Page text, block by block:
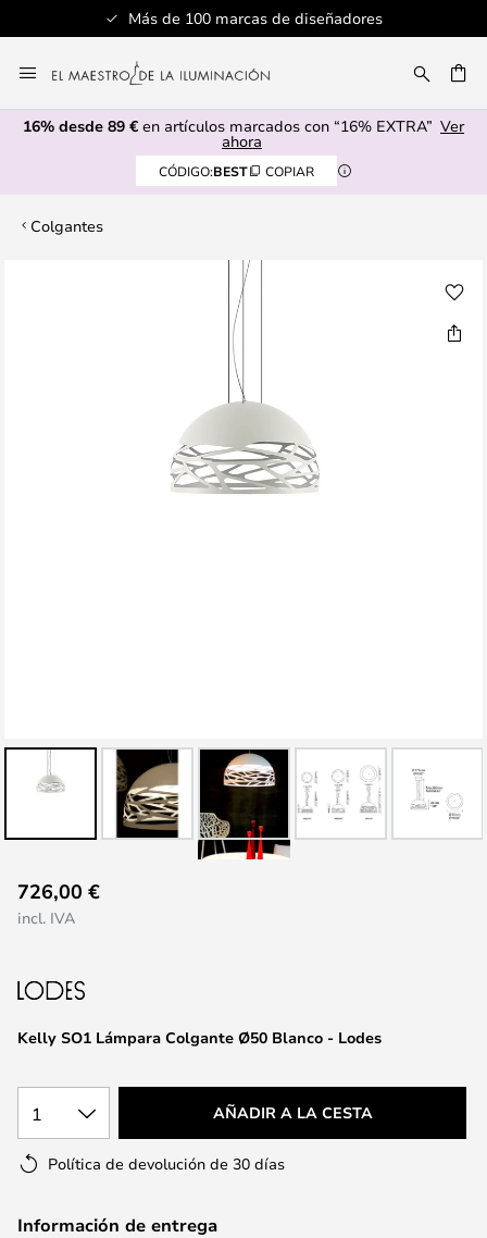
Más de 100 marcas de diseñadores
al
contenido
16% desde 89 € en artículos marcados con “16% EXTRA” Ver
ahora
CÓDIGO:BEST COPIAR
Colgantes
comienzo
la
deKelly SO1 Lámpara Colgante Ø50 Blanco - Lodes
726,00 €
incl. IVA
1 AÑADIR A LA CESTA
Política de devolución de 30 días
Información de entrega